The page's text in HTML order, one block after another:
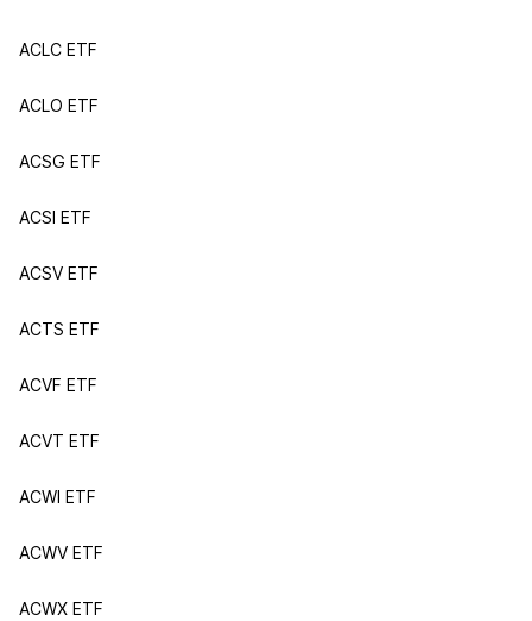
ACLC ETF
ACLO ETF
ACSG ETF
ACSI ETF
ACSV ETF
ACTS ETF
ACVF ETF
ACVT ETF
ACWI ETF
ACWV ETF
ACWX ETF